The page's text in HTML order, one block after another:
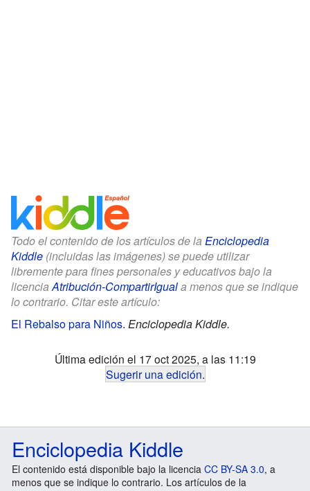
Todo el contenido de los artículos de la Enciclopedia
Kiddle (incluidas las imágenes) se puede utilizar
libremente para fines personales y educativos bajo la
licenciaAtribución-CompartirIguala menos que se indique
lo contrario. Citar este artículo:
El Rebalso para Niños. Enciclopedia Kiddle.
Última edición el 17 oct 2025, a las 11:19
Sugerir una edición.
Enciclopedia Kiddle
El contenido está disponible bajo la licencia CC BY-SA 3.0, a
menos que se indique lo contrario. Los artículos de la